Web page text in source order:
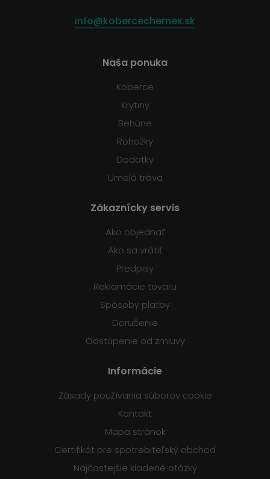
info@kobercechemex.sk
Naša ponuka
Koberce
Krytiny
Behúne
Rohožky
Dodatky
Umelá tráva
Zákaznícky servis
Ako objednať
Ako sa vrátiť
Predpisy
Reklamácie tovaru
Spôsoby platby
Doručenie
Odstúpenie od zmluvy
Informácie
Zásady používania súborov cookie
Kontakt
Mapa stránok
Certifikát pre spotrebiteľský obchod
Najčastejšie kladené otázky